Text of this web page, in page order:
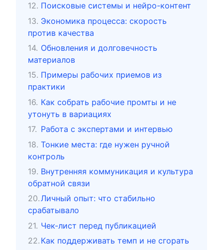
Поисковые системы и нейро-контент
Экономика процесса: скорость
против качества
Обновления и долговечность
материалов
Примеры рабочих приемов из
практики
Как собрать рабочие промты и не
утонуть в вариациях
Работа с экспертами и интервью
Тонкие места: где нужен ручной
контроль
Внутренняя коммуникация и культура
обратной связи
Личный опыт: что стабильно
срабатывало
Чек-лист перед публикацией
Как поддерживать темп и не сгорать